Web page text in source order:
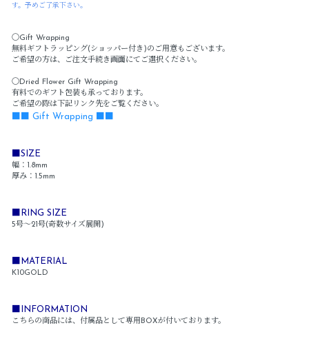
す。予めご了承下さい。
〇Gift Wrapping
無料ギフトラッピング(ショッパー付き)のご用意もございます。
ご希望の方は、ご注文手続き画面にてご選択ください。
〇Dried Flower Gift Wrapping
有料でのギフト包装も承っております。
ご希望の際は下記リンク先をご覧ください。
■■ Gift Wrapping ■■
■SIZE
幅：1.8mm
厚み：1.5mm
■RING SIZE
5号～21号(奇数サイズ展開)
■MATERIAL
K10GOLD
■INFORMATION
こちらの商品には、付属品として専用BOXが付いております。